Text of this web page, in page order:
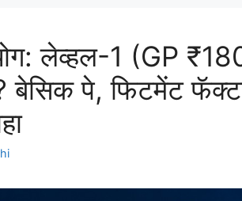
लेव्हल-1 (GP
बेसिक पे, फिटमेंट